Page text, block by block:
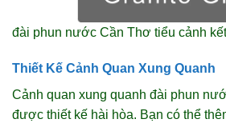
đài phun nước Cần Thơ tiểu cảnh
Thiết Kế Cảnh Quan Xung Quanh
Cảnh quan xung quanh đài phun
được thiết kế hài hòa. Bạn có thể